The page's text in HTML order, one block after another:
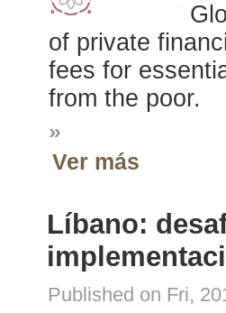
of private
fees for
from the poor.
»
Ver más
Líbano:
Published on Fri,